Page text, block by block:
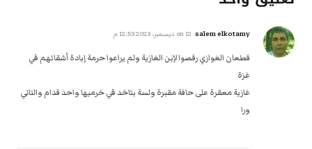
salem elkotamy 12 ديسمبر، 2023 12:53 م
قطعان الغوازي رقصوا لإبن الغازية ولم يراعوا حرمة إبادة أشقائهم في
غزة
غازية معقرة على حافة مقبرة ولسة بتاخد في خرميها واحد قدام والتاني
ورا